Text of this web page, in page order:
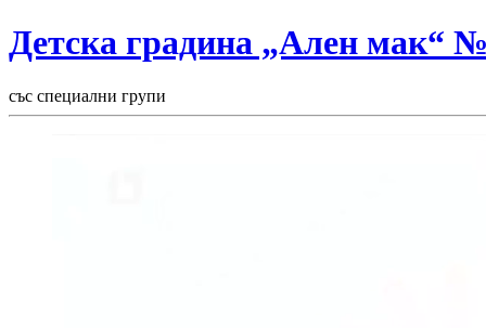
Детска градина „Ален мак“
със специални групи